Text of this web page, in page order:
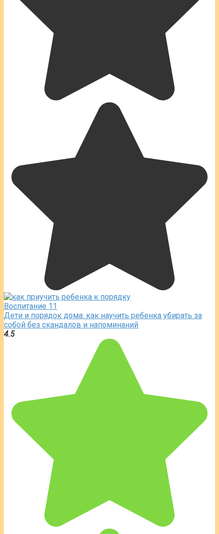
Воспитание 11
Дети и порядок дома: как научить ребенка убирать за
собой без скандалов и напоминаний
4.5